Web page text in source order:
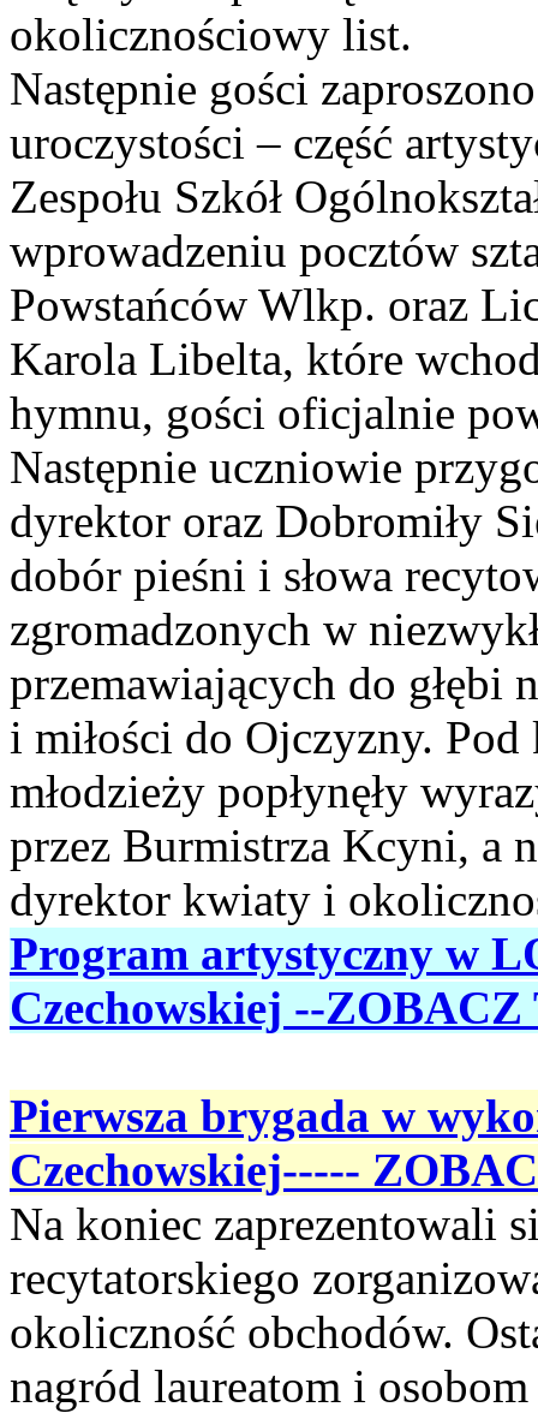
okolicznościowy list.
Następnie gości
uroczystości – część
Zespołu Szkół
wprowadzeniu pocztów
Powstańców Wlkp. oraz
Karola Libelta, które
hymnu, gości oficjalnie
Następnie uczniowie
dyrektor oraz Dobromiły
dobór pieśni i słowa
zgromadzonych w
przemawiających do głębi
i miłości do Ojczyzny.
młodzieży popłynęły
przez Burmistrza Kcyni, a
dyrektor kwiaty i
Program artystyczny w
Czechowskiej --
Pierwsza brygada w
Czechowskiej-----
Na koniec zaprezentowali
recytatorskiego
okoliczność obchodów.
nagród laureatom i